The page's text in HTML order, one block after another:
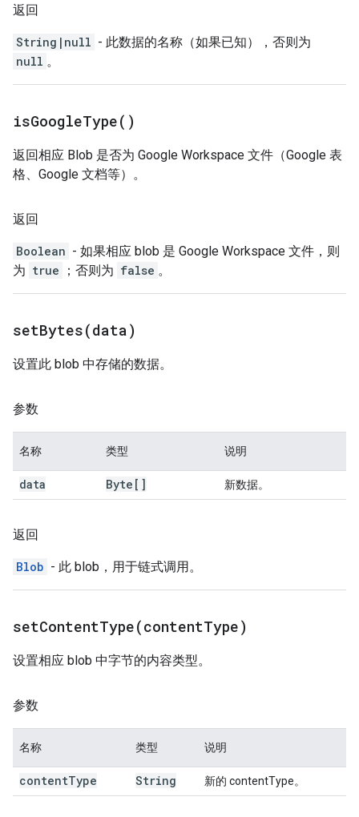
返回
String|null - 此数据的名称（如果已知），否则为
null 。
isGoogleType( )
返回相应 Blob 是否为 Google Workspace 文件（Google 表
格、Google 文档等）。
返回
Boolean - 如果相应 blob 是 Google Workspace 文件，则
为 true ；否则为 false 。
setBytes(data)
设置此 blob 中存储的数据。
参数
名称 类型 说明
data Byte[] 新数据。
返回
Blob - 此 blob，用于链式调用。
setContentType(contentType)
设置相应 blob 中字节的内容类型。
参数
名称 类型 说明
contentType String 新的 contentType。